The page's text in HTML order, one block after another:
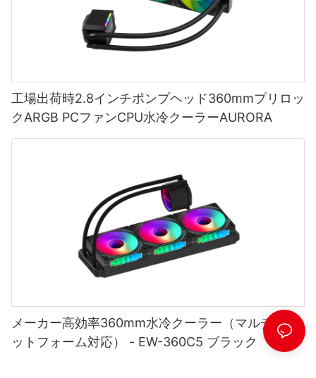
工場出荷時2.8インチポンプヘッド360mmプリロッ
クARGB PCファンCPU水冷クーラーAURORA
メーカー高効率360mm水冷クーラー（マルチプラ
ットフォーム対応） - EW-360C5 ブラック